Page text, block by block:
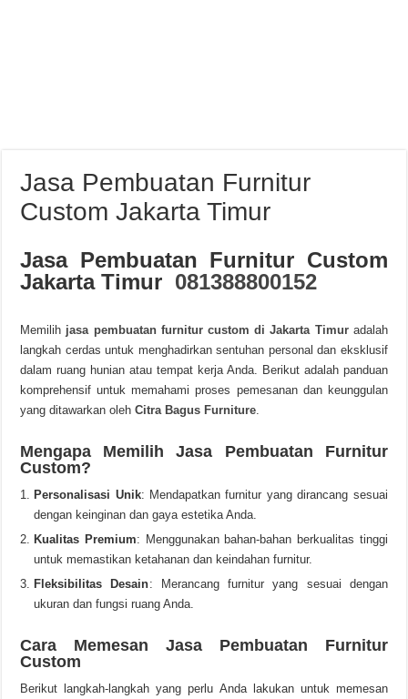
Jasa Pembuatan Furnitur
Custom Jakarta Timur
Jasa Pembuatan Furnitur Custom
Jakarta Timur 081388800152
Memilih jasa pembuatan furnitur custom di Jakarta Timuradalah
langkah cerdas untuk menghadirkan sentuhan personal dan eksklusif
dalam ruang hunian atau tempat kerja Anda. Berikut adalah panduan
komprehensif untuk memahami proses pemesanan dan keunggulan
yang ditawarkan olehCitra Bagus Furniture.
Mengapa Memilih Jasa Pembuatan Furnitur
Custom?
Personalisasi Unik: Mendapatkan furnitur yang dirancang sesuai
dengan keinginan dan gaya estetika Anda.
Kualitas Premium: Menggunakan bahan-bahan berkualitas tinggi
untuk memastikan ketahanan dan keindahan furnitur.
Fleksibilitas Desain: Merancang furnitur yang sesuai dengan
ukuran dan fungsi ruang Anda.
Cara Memesan Jasa Pembuatan Furnitur
Custom
Berikut langkah-langkah yang perlu Anda lakukan untuk memesan